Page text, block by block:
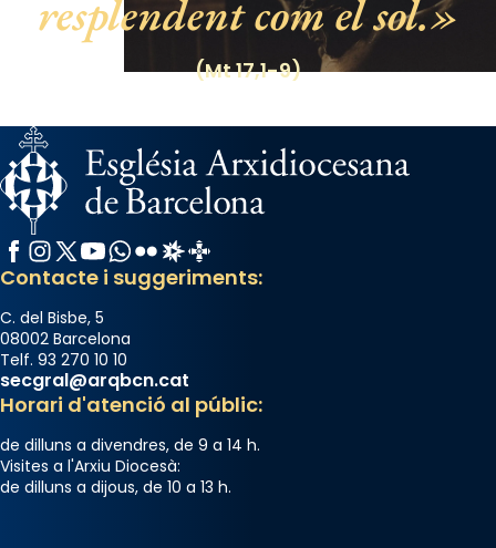
View on Facebook · Share
resplendent com el sol.
(Mt 17,1-9)
Facebook
Instagram
X / Twitter
YouTube
WhatsApp
FlickrRadio Estel
Catalunya Cristiana
Contacte i suggeriments:
C. del Bisbe, 5
08002 Barcelona
Telf. 93 270 10 10
secgral@arqbcn.cat
Horari d'atenció al públic:
de dilluns a divendres, de 9 a 14 h.
Visites a l'Arxiu Diocesà:
de dilluns a dijous, de 10 a 13 h.